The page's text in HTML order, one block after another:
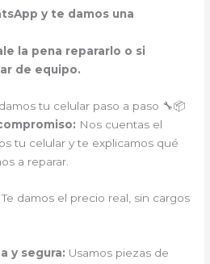
y te damos una
la pena repararlo o si
de equipo.
tu celular paso a paso 🔧📦
Nos cuentas el
tu celular y te explicamos qué
a reparar.
Te damos el precio real, sin cargos
y segura: Usamos piezas de